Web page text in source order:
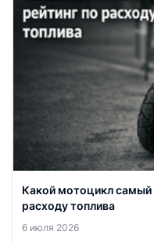
Какой мотоцикл самый
расходу топлива
6 июля 2026